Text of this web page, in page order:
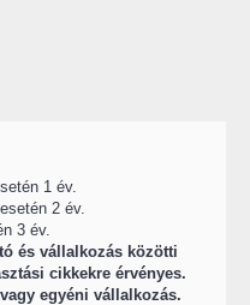
1 év.
2 év.
3 év.
és vállalkozás közötti
cikkekre érvényes.
egyéni vállalkozás.